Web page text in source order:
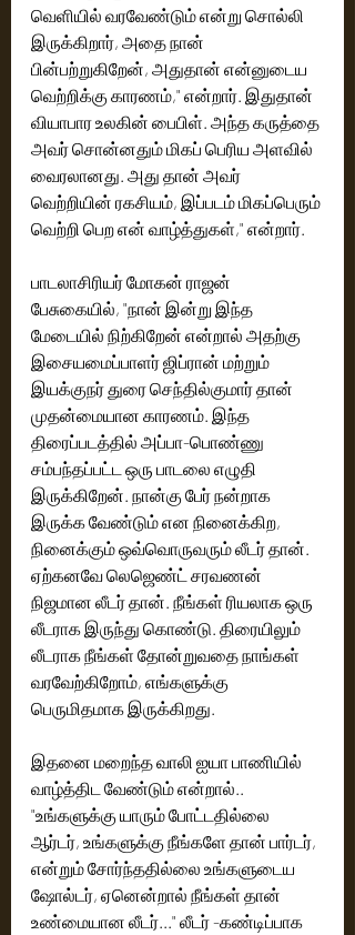
வெளியில் வரவேண்டும் என்று சொல்லி
இருக்கிறார், அதை நான்
பின்பற்றுகிறேன், அதுதான் என்னுடைய
வெற்றிக்கு காரணம்," என்றார். இதுதான்
வியாபார உலகின் பைபிள். அந்த கருத்தை
அவர் சொன்னதும் மிகப் பெரிய அளவில்
வைரலானது. அது தான் அவர்
வெற்றியின் ரகசியம், இப்படம் மிகப்பெரும்
வெற்றி பெற என் வாழ்த்துகள்," என்றார்.
பாடலாசிரியர் மோகன் ராஜன்
பேசுகையில், "நான் இன்று இந்த
மேடையில் நிற்கிறேன் என்றால் அதற்கு
இசையமைப்பாளர் ஜிப்ரான் மற்றும்
இயக்குநர் துரை செந்தில்குமார் தான்
முதன்மையான காரணம். இந்த
திரைப்படத்தில் அப்பா-பொண்ணு
சம்பந்தப்பட்ட ஒரு பாடலை எழுதி
இருக்கிறேன். நான்கு பேர் நன்றாக
இருக்க வேண்டும் என நினைக்கிற,
நினைக்கும் ஒவ்வொருவரும் லீடர் தான்.
ஏற்கனவே லெஜெண்ட் சரவணன்
நிஜமான லீடர் தான். நீங்கள் ரியலாக ஒரு
லீடராக இருந்து கொண்டு. திரையிலும்
லீடராக நீங்கள் தோன்றுவதை நாங்கள்
வரவேற்கிறோம், எங்களுக்கு
பெருமிதமாக இருக்கிறது.
இதனை மறைந்த வாலி ஐயா பாணியில்
வாழ்த்திட வேண்டும் என்றால்..
"உங்களுக்கு யாரும் போட்டதில்லை
ஆர்டர், உங்களுக்கு நீங்களே தான் பார்டர்,
என்றும் சோர்ந்ததில்லை உங்களுடைய
ஷோல்டர், ஏனென்றால் நீங்கள் தான்
உண்மையான லீடர்..." லீடர் -கண்டிப்பாக